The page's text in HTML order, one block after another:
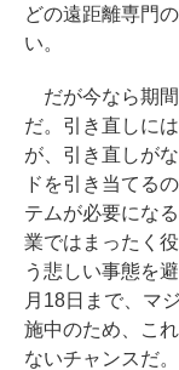
どの遠距離専門
い。
だが今なら期間
だ。引き直しに
が、引き直しが
ドを引き当てる
テムが必要にな
業ではまったく
う悲しい事態を
月18日まで、マ
施中のため、こ
ないチャンスだ。